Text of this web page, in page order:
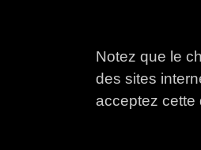
Notez que le
des sites
acceptez